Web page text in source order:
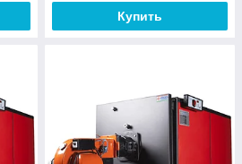
Купить